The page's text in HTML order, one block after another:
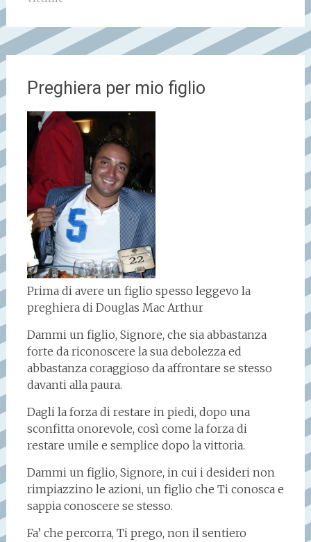
Preghiera per mio figlio
Prima di avere un figlio spesso leggevo la
preghiera di Douglas Mac Arthur
Dammi un figlio, Signore, che sia abbastanza
forte da riconoscere la sua debolezza ed
abbastanza coraggioso da affrontare se stesso
davanti alla paura.
Dagli la forza di restare in piedi, dopo una
sconfitta onorevole, così come la forza di
restare umile e semplice dopo la vittoria.
Dammi un figlio, Signore, in cui i desideri non
rimpiazzino le azioni, un figlio che Ti conosca e
sappia conoscere se stesso.
Fa’ che percorra, Ti prego, non il sentiero